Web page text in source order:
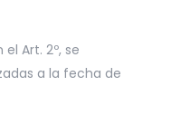
Art. 2º, se
a la fecha de